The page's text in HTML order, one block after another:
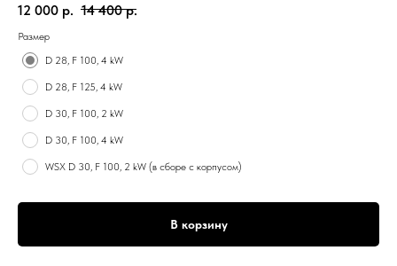
12 000 р. 14 400 р.
Размер
D 28, F 100, 4 kW
D 28, F 125, 4 kW
D 30, F 100, 2 kW
D 30, F 100, 4 kW
WSX D 30, F 100, 2 kW (в сборе с корпусом)
В корзину